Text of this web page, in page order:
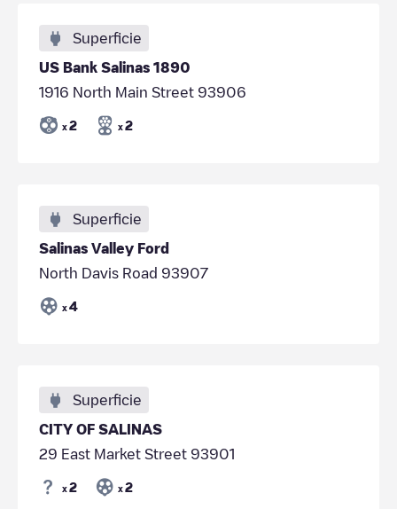
Superficie
US Bank Salinas 1890
1916 North Main Street 93906
x 2 x 2
Superficie
Salinas Valley Ford
North Davis Road 93907
x 4
Superficie
CITY OF SALINAS
29 East Market Street 93901
x 2 x 2